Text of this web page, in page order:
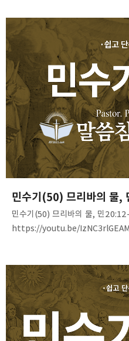
민수기(50) 므리바의 물,
민수기(50) 므리바의 물, 민
https://youtu.be/IzNC3rlGEAM